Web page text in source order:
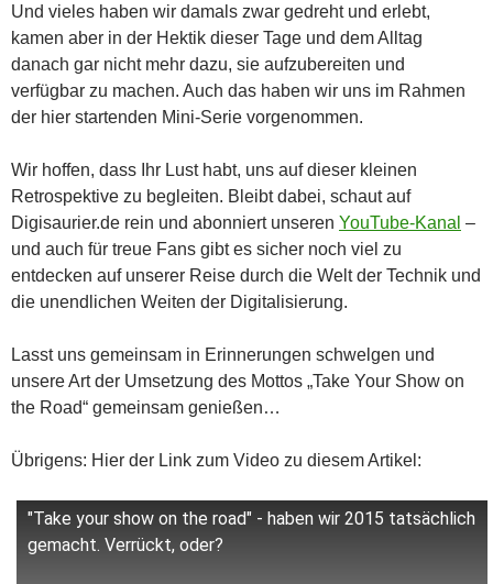
Und vieles haben wir damals zwar gedreht und erlebt,
kamen aber in der Hektik dieser Tage und dem Alltag
danach gar nicht mehr dazu, sie aufzubereiten und
verfügbar zu machen. Auch das haben wir uns im Rahmen
der hier startenden Mini-Serie vorgenommen.
Wir hoffen, dass Ihr Lust habt, uns auf dieser kleinen
Retrospektive zu begleiten. Bleibt dabei, schaut auf
Digisaurier.de rein und abonniert unseren YouTube-Kanal –
und auch für treue Fans gibt es sicher noch viel zu
entdecken auf unserer Reise durch die Welt der Technik und
die unendlichen Weiten der Digitalisierung.
Lasst uns gemeinsam in Erinnerungen schwelgen und
unsere Art der Umsetzung des Mottos „Take Your Show on
the Road“ gemeinsam genießen…
Übrigens: Hier der Link zum Video zu diesem Artikel:
"Take your show on the road" - haben wir 2015 tatsächlich
gemacht. Verrückt, oder?